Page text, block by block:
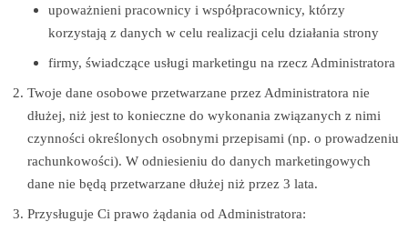
upoważnieni pracownicy i współpracownicy, którzy
korzystają z danych w celu realizacji celu działania strony
firmy, świadczące usługi marketingu na rzecz Administratora
Twoje dane osobowe przetwarzane przez Administratora nie
dłużej, niż jest to konieczne do wykonania związanych z nimi
czynności określonych osobnymi przepisami (np. o prowadzeniu
rachunkowości). W odniesieniu do danych marketingowych
dane nie będą przetwarzane dłużej niż przez 3 lata.
Przysługuje Ci prawo żądania od Administratora: